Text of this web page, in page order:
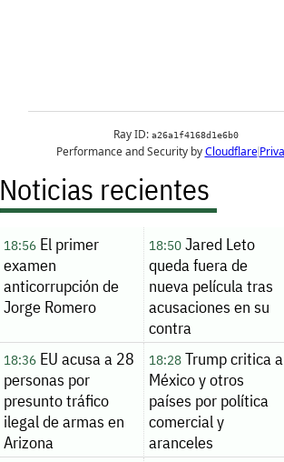
Noticias recientes
18:56 El primer
examen
anticorrupción de
Jorge Romero
18:50Jared Leto
queda fuera de
nueva película tras
acusaciones en su
contra
18:36 EU acusa a 28
personas por
presunto tráfico
ilegal de armas en
Arizona
18:28Trump critica a
México y otros
países por política
comercial y
aranceles